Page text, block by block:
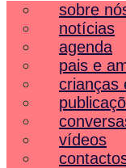
sobre
notícias
agenda
pais e
crianças
vídeos